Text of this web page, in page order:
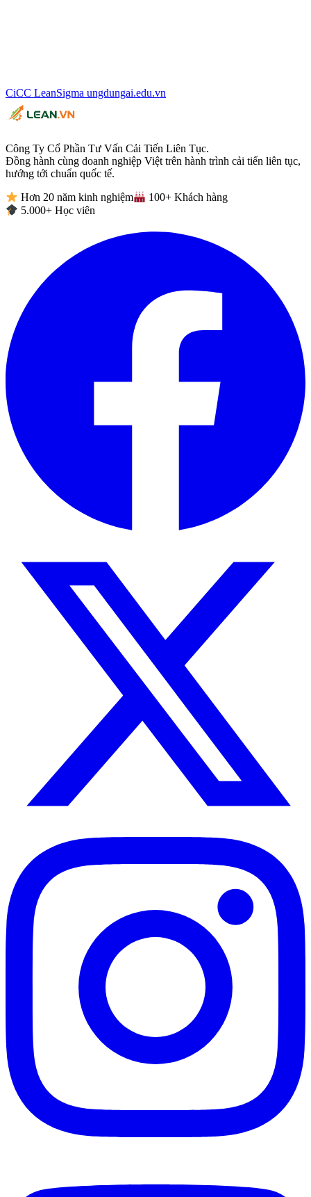
CiCC LeanSigma ungdungai.edu.vn
Công Ty Cổ Phần Tư Vấn Cải Tiến Liên Tục.
Đồng hành cùng doanh nghiệp Việt trên hành trình cải tiến liên tục,
hướng tới chuẩn quốc tế.
Hơn 20 năm kinh nghiệm
100+ Khách hàng
5.000+ Học viên